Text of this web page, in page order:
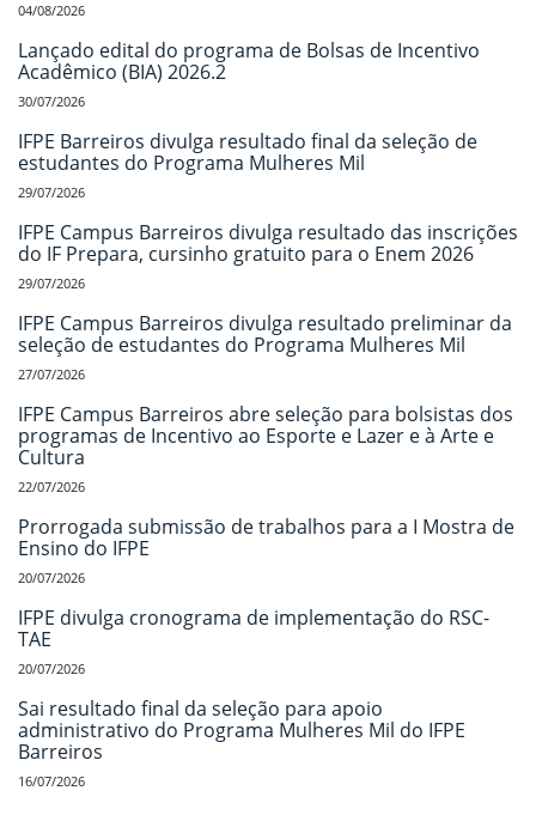
04/08/2026
Lançado edital do programa de Bolsas de Incentivo
Acadêmico (BIA) 2026.2
30/07/2026
IFPE Barreiros divulga resultado final da seleção de
estudantes do Programa Mulheres Mil
29/07/2026
IFPE Campus Barreiros divulga resultado das inscrições
do IF Prepara, cursinho gratuito para o Enem 2026
29/07/2026
IFPE Campus Barreiros divulga resultado preliminar da
seleção de estudantes do Programa Mulheres Mil
27/07/2026
IFPE Campus Barreiros abre seleção para bolsistas dos
programas de Incentivo ao Esporte e Lazer e à Arte e
Cultura
22/07/2026
Prorrogada submissão de trabalhos para a I Mostra de
Ensino do IFPE
20/07/2026
IFPE divulga cronograma de implementação do RSC-
TAE
20/07/2026
Sai resultado final da seleção para apoio
administrativo do Programa Mulheres Mil do IFPE
Barreiros
16/07/2026